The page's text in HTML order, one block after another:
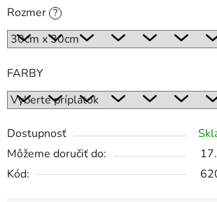
Rozmer ?
FARBY
Dostupnosť
Môžeme doručiť do:
Kód: